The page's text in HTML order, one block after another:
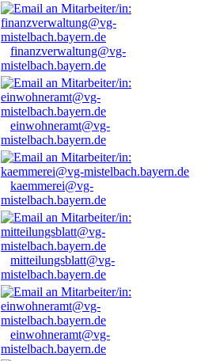
finanzverwaltung@vg-
mistelbach.bayern.de
einwohneramt@vg-
mistelbach.bayern.de
kaemmerei@vg-
mistelbach.bayern.de
mitteilungsblatt@vg-
mistelbach.bayern.de
einwohneramt@vg-
mistelbach.bayern.de